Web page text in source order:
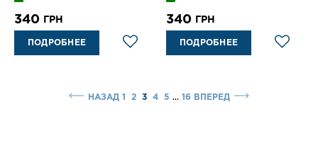
340 ГРН
ПОДРОБНЕЕ
340 ГРН
ПОДРОБНЕЕ
НАЗАД 1 2 3 4 5 ... 16 ВПЕРЕД